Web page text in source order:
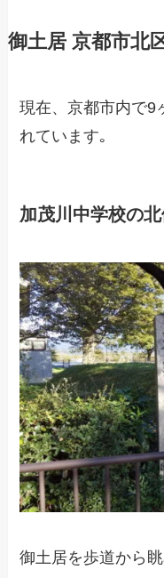
御土居 京都市北
現在、京都市内で9
れています｡
加茂川中学校の
御土居を歩道から